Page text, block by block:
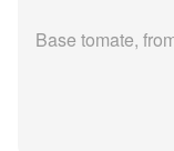
Base tomate,